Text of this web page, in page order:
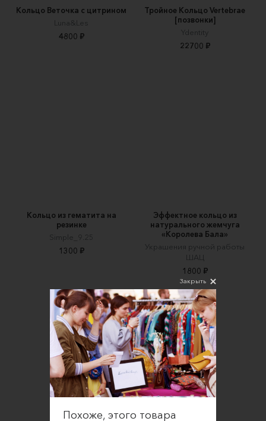
Кольцо Веточка с цитрином
Luna&Les
4800 ₽
Тройное Кольцо Vertebrae
[позвонки]
Ydentity
22700 ₽
Кольцо из гематита на
резинке
Simple_9.25
1300 ₽
Эффектное кольцо из
натурального жемчуга
«Королева Бала»
Украшения ручной работы
ШАЦ
1800 ₽
Закрыть
Похоже, этого товара